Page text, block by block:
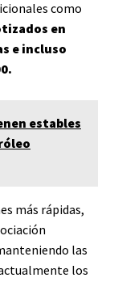
como
en
e incluso
estables
más rápidas,
las
los